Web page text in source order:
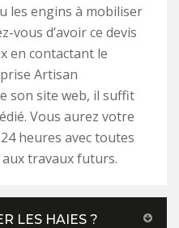
les engins à mobiliser
vous d’avoir ce devis
en contactant le
Artisan
son site web, il suffit
Vous aurez votre
heures avec toutes
travaux futurs.
LES HAIES ?